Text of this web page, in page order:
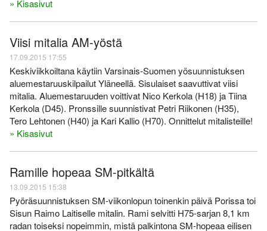
» Kisasivut
Viisi mitalia AM-yöstä
17.09.2015 17:55
Keskiviikkoiltana käytiin Varsinais-Suomen yösuunnistuksen
aluemestaruuskilpailut Yläneellä. Sisulaiset saavuttivat viisi
mitalia. Aluemestaruuden voittivat Nico Kerkola (H18) ja Tiina
Kerkola (D45). Pronssille suunnistivat Petri Riikonen (H35),
Tero Lehtonen (H40) ja Kari Kallio (H70). Onnittelut mitalisteille!
» Kisasivut
Ramille hopeaa SM-pitkältä
13.09.2015 15:38
Pyöräsuunnistuksen SM-viikonlopun toinenkin päivä Porissa toi
Sisun Raimo Laitiselle mitalin. Rami selvitti H75-sarjan 8,1 km
radan toiseksi nopeimmin, mistä palkintona SM-hopeaa eilisen